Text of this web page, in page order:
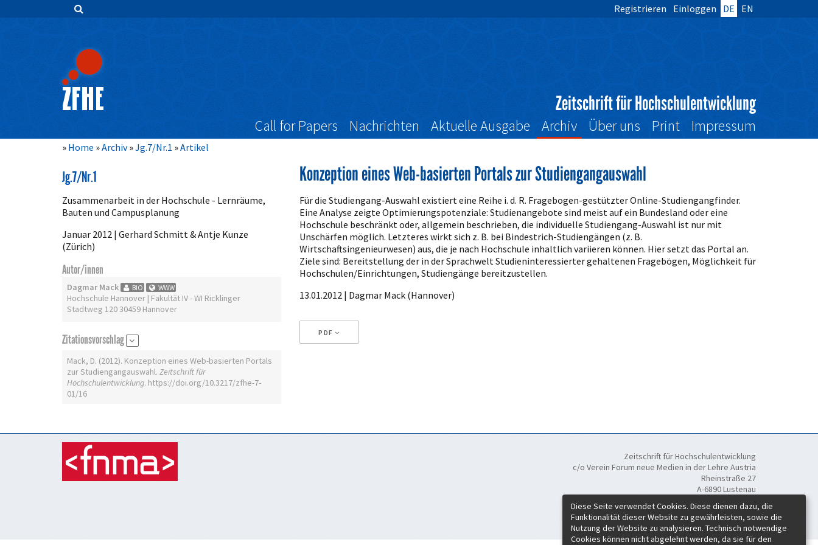
Zum
Hauptnavigation
Registrieren Einloggen DE EN
Zeitschrift für Hochschulentwicklung
Call for Papers Nachrichten Aktuelle Ausgabe Archiv Über uns Print Impressum
Home Archiv Jg.7/Nr.1 Artikel
Konzeption eines Web-basierten Portals zur Studiengangauswahl
Artikelinhalt
Für die Studiengang-Auswahl existiert eine Reihe i. d. R. Fragebogen-gestützter Online-Studiengangfinder.
Eine Analyse zeigte Optimierungspotenziale: Studienangebote sind meist auf ein Bundesland oder eine
Hochschule beschränkt oder, allgemein beschrieben, die individuelle Studiengang-Auswahl ist nur mit
Unschärfen möglich. Letzteres wirkt sich z. B. bei Bindestrich-Studiengängen (z. B.
Wirtschaftsingenieurwesen) aus, die je nach Hochschule inhaltlich variieren können. Hier setzt das Portal an.
Ziele sind: Bereitstellung der in der Sprachwelt Studieninteressierter gehaltenen Fragebögen, Möglichkeit für
Hochschulen/Einrichtungen, Studiengänge bereitzustellen.
13.01.2012 | Dagmar Mack (Hannover)
PDF
Jg.7/Nr.1
Zusammenarbeit in der Hochschule - Lernräume,
Bauten und Campusplanung
Januar 2012 | Gerhard Schmitt & Antje Kunze
(Zürich)
Autor/innen
Dagmar Mack BIO WWW
Hochschule Hannover | Fakultät IV - WI Ricklinger
Stadtweg 120 30459 Hannover
Zitationsvorschlag
Mack, D. (2012). Konzeption eines Web-basierten Portals
zur Studiengangauswahl. Zeitschrift für
Hochschulentwicklung. https://doi.org/10.3217/zfhe-7-
01/16
Zeitschrift für Hochschulentwicklung
c/o Verein Forum neue Medien in der Lehre Austria
Rheinstraße 27
A-6890 Lustenau
ISSN:2219-6994
Diese Seite verwendet Cookies. Diese dienen dazu, die
Funktionalität dieser Website zu gewährleisten, sowie die
Nutzung der Website zu analysieren. Technisch notwendige
Cookies können nicht abgelehnt werden, da sie für den